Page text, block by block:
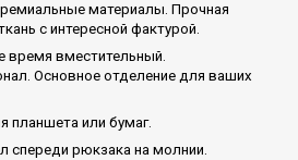
материалы. Прочная
с интересной фактурой.
время вместительный.
Основное отделение для ваших
планшета или бумаг.
спереди рюкзака на молнии.